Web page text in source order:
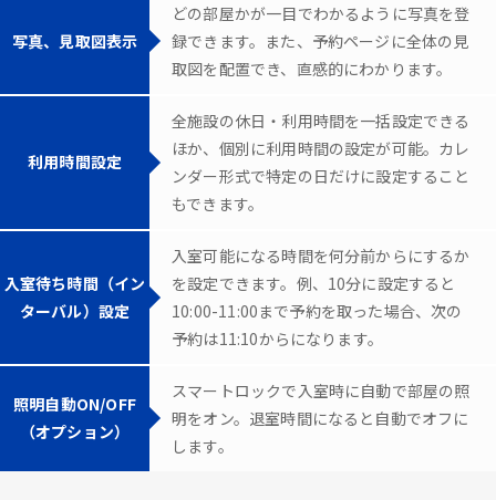
写真、見取図表示
どの部屋かが一目でわかるように写真を登
録できます。また、予約ページに全体の見
取図を配置でき、直感的にわかります。
利用時間設定
全施設の休日・利用時間を一括設定できる
ほか、個別に利用時間の設定が可能。カレ
ンダー形式で特定の日だけに設定すること
もできます。
入室待ち時間（イン
ターバル）設定
入室可能になる時間を何分前からにするか
を設定できます。例、10分に設定すると
10:00-11:00まで予約を取った場合、次の
予約は11:10からになります。
照明自動ON/OFF
（オプション）
スマートロックで入室時に自動で部屋の照
明をオン。退室時間になると自動でオフに
します。